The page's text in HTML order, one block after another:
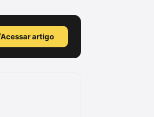
Acessar artigo